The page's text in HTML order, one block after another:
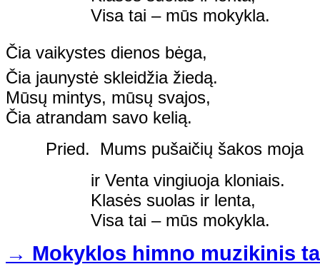
Visa tai – mūs mokykla.
Čia vaikystes dienos bėga,
Čia jaunystė skleidžia žiedą.
Mūsų mintys, mūsų svajos,
Čia atrandam savo kelią.
Pried. Mums pušaičių šakos moja
ir Venta vingiuoja kloniais.
Klasės suolas ir lenta,
Visa tai – mūs mokykla.
→ Mokyklos himno muzikinis